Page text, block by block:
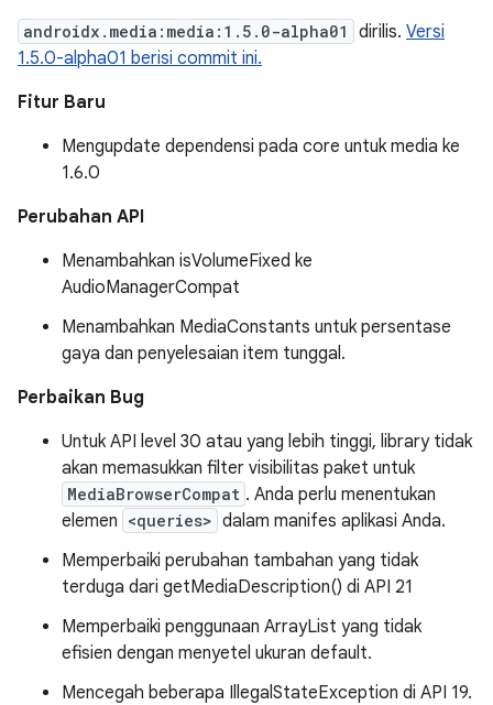
androidx.media:media:1.5.0-alpha01 dirilis. Versi
1.5.0-alpha01 berisi commit ini.
Fitur Baru
Mengupdate dependensi pada core untuk media ke
1.6.0
Perubahan API
Menambahkan isVolumeFixed ke
AudioManagerCompat
Menambahkan MediaConstants untuk persentase
gaya dan penyelesaian item tunggal.
Perbaikan Bug
Untuk API level 30 atau yang lebih tinggi, library tidak
akan memasukkan filter visibilitas paket untuk
MediaBrowserCompat . Anda perlu menentukan
elemen <queries> dalam manifes aplikasi Anda.
Memperbaiki perubahan tambahan yang tidak
terduga dari getMediaDescription() di API 21
Memperbaiki penggunaan ArrayList yang tidak
efisien dengan menyetel ukuran default.
Mencegah beberapa IllegalStateException di API 19.